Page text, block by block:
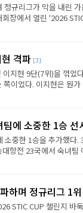
규리그가 막을 내린
장에서 열린 '2026
격파 [3]
지현 9단(7위)을 꺾었
이었다. 이지현은 뭔가
에 소중한 1승 선
중한 1승을 추가했다
항전 23국에서 숙녀팀
하며 정규리그 1
STIC CUP 챌린지 바